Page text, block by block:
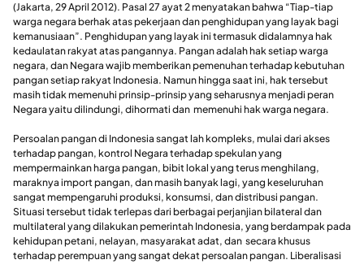
(Jakarta, 29 April 2012). Pasal 27 ayat 2 menyatakan bahwa “Tiap-tiap
warga negara berhak atas pekerjaan dan penghidupan yang layak bagi
kemanusiaan”. Penghidupan yang layak ini termasuk didalamnya hak
kedaulatan rakyat atas pangannya. Pangan adalah hak setiap warga
negara, dan Negara wajib memberikan pemenuhan terhadap kebutuhan
pangan setiap rakyat Indonesia. Namun hingga saat ini, hak tersebut
masih tidak memenuhi prinsip-prinsip yang seharusnya menjadi peran
Negara yaitu dilindungi, dihormati dan memenuhi hak warga negara.
Persoalan pangan di Indonesia sangat lah kompleks, mulai dari akses
terhadap pangan, kontrol Negara terhadap spekulan yang
mempermainkan harga pangan, bibit lokal yang terus menghilang,
maraknya import pangan, dan masih banyak lagi, yang keseluruhan
sangat mempengaruhi produksi, konsumsi, dan distribusi pangan.
Situasi tersebut tidak terlepas dari berbagai perjanjian bilateral dan
multilateral yang dilakukan pemerintah Indonesia, yang berdampak pada
kehidupan petani, nelayan, masyarakat adat, dan secara khusus
terhadap perempuan yang sangat dekat persoalan pangan. Liberalisasi